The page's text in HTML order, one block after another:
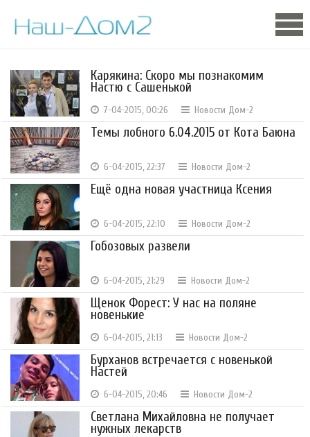
Карякина: Скоро мы познакомим
Настю с Сашенькой
7-04-2015, 00:26 Новости Дом-2
Темы лобного 6.04.2015 от Кота Баюна
6-04-2015, 22:37 Новости Дом-2
Ещё одна новая участница Ксения
6-04-2015, 22:10 Новости Дом-2
Гобозовых развели
6-04-2015, 21:29 Новости Дом-2
Щенок Форест: У нас на поляне
новенькие
6-04-2015, 21:13 Новости Дом-2
Бурханов встречается с новенькой
Настей
6-04-2015, 20:46 Новости Дом-2
Светлана Михайловна не получает
нужных лекарств